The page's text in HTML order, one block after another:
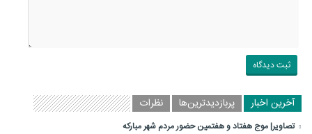
آخرین اخبار پربازدیدترین‌ها نظرات
تصاویر| موج هفتاد و هفتمین حضور مردم شهر مبارکه